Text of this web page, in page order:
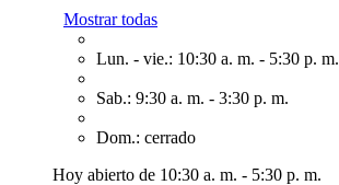
Mostrar todas
Lun. - vie.: 10:30 a. m. - 5:30 p. m.
Sab.: 9:30 a. m. - 3:30 p. m.
Dom.: cerrado
Hoy abierto de 10:30 a. m. - 5:30 p. m.